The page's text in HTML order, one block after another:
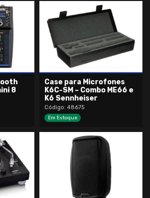
8
Case para Microfones
K6C-SM – Combo ME66 e
K6 Sennheiser
Código: 48675
Em Estoque